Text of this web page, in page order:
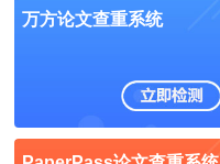
万方论文查重系统